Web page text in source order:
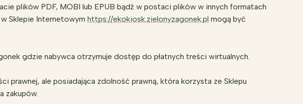
plików PDF, MOBI lub EPUB bądź w postaci plików w innych formatach
Sklepie Internetowym https://ekokiosk.zielonyzagonek.pl mogą być
gdzie nabywca otrzymuje dostęp do płatnych treści wirtualnych.
prawnej, ale posiadająca zdolność prawną, która korzysta ze Sklepu
zakupów.